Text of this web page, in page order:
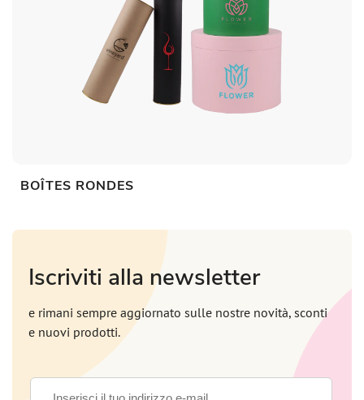
BOÎTES RONDES
Iscriviti alla newsletter
e rimani sempre aggiornato sulle nostre novità, sconti
e nuovi prodotti.